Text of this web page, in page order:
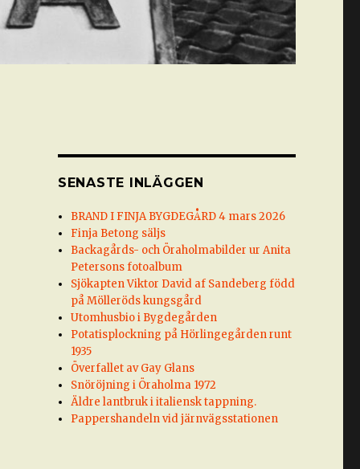
SENASTE INLÄGGEN
BRAND I FINJA BYGDEGÅRD 4 mars 2026
Finja Betong säljs
Backagårds- och Öraholmabilder ur Anita
Petersons fotoalbum
Sjökapten Viktor David af Sandeberg född
på Mölleröds kungsgård
Utomhusbio i Bygdegården
Potatisplockning på Hörlingegården runt
1935
Överfallet av Gay Glans
Snöröjning i Öraholma 1972
Äldre lantbruk i italiensk tappning.
Pappershandeln vid järnvägsstationen